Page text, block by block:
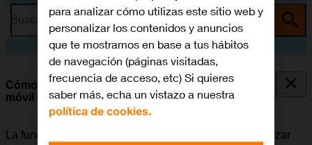
Busca por problema o tema
Cómo utilizar la función de Apple Intelligence en el
móvil
La función de Apple Intelligence permite al usuario utilizar
para analizar cómo utilizas este sitio web y
personalizar los contenidos y anuncios
que te mostramos en base a tus hábitos
de navegación (páginas visitadas,
frecuencia de acceso, etc) Si quieres
saber más, echa un vistazo a nuestra
política de cookies.